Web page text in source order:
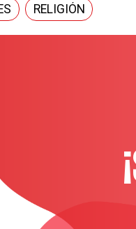
RELIGIÓN